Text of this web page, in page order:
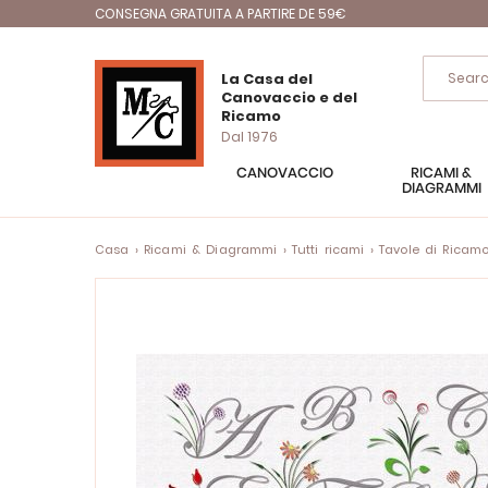
CONSEGNA GRATUITA A PARTIRE DE 59€
La Casa del
Canovaccio e del
Ricamo
Dal 1976
CANOVACCIO
RICAMI &
DIAGRAMMI
Casa Ricami & Diagrammi Tutti ricami Tavole di Ricamo